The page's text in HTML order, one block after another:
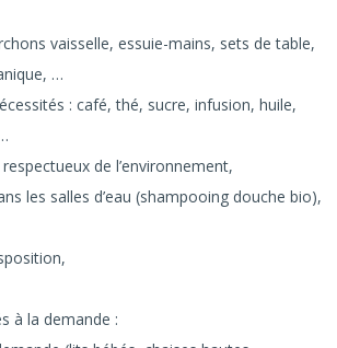
vaisselle, essuie-mains, sets de table,
…
: café, thé, sucre, infusion, huile,
de l’environnement,
les salles d’eau (shampooing douche bio),
à la demande :